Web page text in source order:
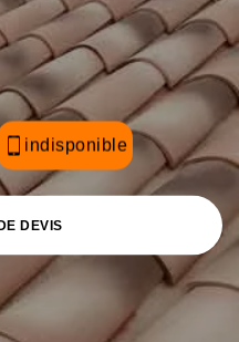
indisponible
DEVIS